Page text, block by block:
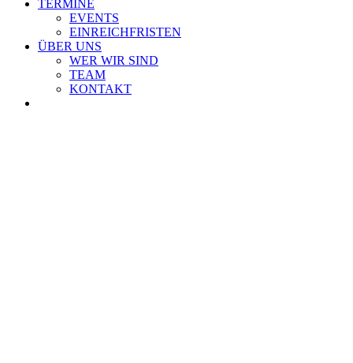
TERMINE
EVENTS
EINREICHFRISTEN
ÜBER UNS
WER WIR SIND
TEAM
KONTAKT